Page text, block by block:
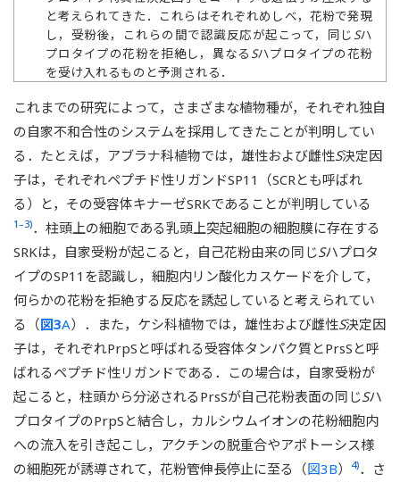
と考えられてきた．これらはそれぞれめしべ，花粉で発現
し，受粉後，これらの間で認識反応が起こって，同じ Sハ
プロタイプの花粉を拒絶し，異なる Sハプロタイプの花粉
を受け入れるものと予測される．
これまでの研究によって，さまざまな植物種が，それぞれ独自
の自家不和合性のシステムを採用してきたことが判明してい
る．たとえば，アブラナ科植物では，雄性および雌性S決定因
子は，それぞれペプチド性リガンドSP11（SCRとも呼ばれ
る）と，その受容体キナーゼSRKであることが判明している
1–3)．柱頭上の細胞である乳頭上突起細胞の細胞膜に存在する
SRKは，自家受粉が起こると，自己花粉由来の同じSハプロタ
イプのSP11を認識し，細胞内リン酸化カスケードを介して，
何らかの花粉を拒絶する反応を誘起していると考えられてい
る（図3A）．また，ケシ科植物では，雄性および雌性S決定因
子は，それぞれPrpSと呼ばれる受容体タンパク質とPrsSと呼
ばれるペプチド性リガンドである．この場合は，自家受粉が
起こると，柱頭から分泌されるPrsSが自己花粉表面の同じSハ
プロタイプのPrpSと結合し，カルシウムイオンの花粉細胞内
への流入を引き起こし，アクチンの脱重合やアポトーシス様
の細胞死が誘導されて，花粉管伸長停止に至る（図3B） 4)．さ